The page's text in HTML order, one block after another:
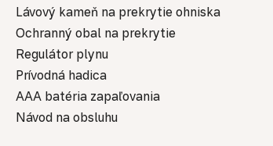
Lávový kameň na prekrytie ohniska
Ochranný obal na prekrytie
Regulátor plynu
Prívodná hadica
AAA batéria zapaľovania
Návod na obsluhu